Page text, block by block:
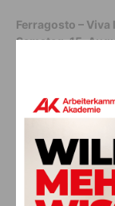
Ferragosto – Viva
Samstag, 15.
Ticketssind